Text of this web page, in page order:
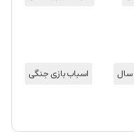
اسباب بازی جنگی